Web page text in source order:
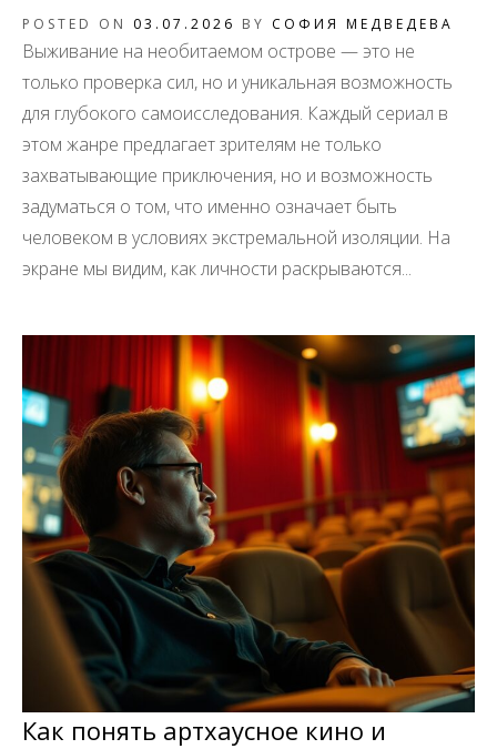
POSTED ON 03.07.2026 BY СОФИЯ МЕДВЕДЕВА
Выживание на необитаемом острове — это не
только проверка сил, но и уникальная возможность
для глубокого самоисследования. Каждый сериал в
этом жанре предлагает зрителям не только
захватывающие приключения, но и возможность
задуматься о том, что именно означает быть
человеком в условиях экстремальной изоляции. На
экране мы видим, как личности раскрываются...
Как понять артхаусное кино и